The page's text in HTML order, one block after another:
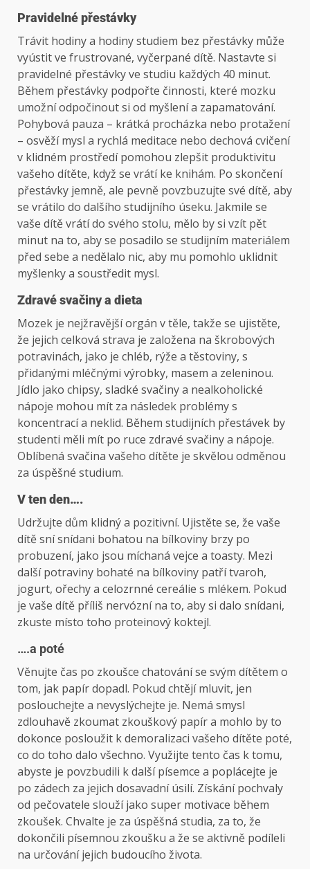
Pravidelné přestávky
Trávit hodiny a hodiny studiem bez přestávky může
vyústit ve frustrované, vyčerpané dítě. Nastavte si
pravidelné přestávky ve studiu každých 40 minut.
Během přestávky podpořte činnosti, které mozku
umožní odpočinout si od myšlení a zapamatování.
Pohybová pauza – krátká procházka nebo protažení
– osvěží mysl a rychlá meditace nebo dechová cvičení
v klidném prostředí pomohou zlepšit produktivitu
vašeho dítěte, když se vrátí ke knihám. Po skončení
přestávky jemně, ale pevně povzbuzujte své dítě, aby
se vrátilo do dalšího studijního úseku. Jakmile se
vaše dítě vrátí do svého stolu, mělo by si vzít pět
minut na to, aby se posadilo se studijním materiálem
před sebe a nedělalo nic, aby mu pomohlo uklidnit
myšlenky a soustředit mysl.
Zdravé svačiny a dieta
Mozek je nejžravější orgán v těle, takže se ujistěte,
že jejich celková strava je založena na škrobových
potravinách, jako je chléb, rýže a těstoviny, s
přidanými mléčnými výrobky, masem a zeleninou.
Jídlo jako chipsy, sladké svačiny a nealkoholické
nápoje mohou mít za následek problémy s
koncentrací a neklid. Během studijních přestávek by
studenti měli mít po ruce zdravé svačiny a nápoje.
Oblíbená svačina vašeho dítěte je skvělou odměnou
za úspěšné studium.
V ten den….
Udržujte dům klidný a pozitivní. Ujistěte se, že vaše
dítě sní snídani bohatou na bílkoviny brzy po
probuzení, jako jsou míchaná vejce a toasty. Mezi
další potraviny bohaté na bílkoviny patří tvaroh,
jogurt, ořechy a celozrnné cereálie s mlékem. Pokud
je vaše dítě příliš nervózní na to, aby si dalo snídani,
zkuste místo toho proteinový koktejl.
….a poté
Věnujte čas po zkoušce chatování se svým dítětem o
tom, jak papír dopadl. Pokud chtějí mluvit, jen
poslouchejte a nevyslýchejte je. Nemá smysl
zdlouhavě zkoumat zkouškový papír a mohlo by to
dokonce posloužit k demoralizaci vašeho dítěte poté,
co do toho dalo všechno. Využijte tento čas k tomu,
abyste je povzbudili k další písemce a poplácejte je
po zádech za jejich dosavadní úsilí. Získání pochvaly
od pečovatele slouží jako super motivace během
zkoušek. Chvalte je za úspěšná studia, za to, že
dokončili písemnou zkoušku a že se aktivně podíleli
na určování jejich budoucího života.